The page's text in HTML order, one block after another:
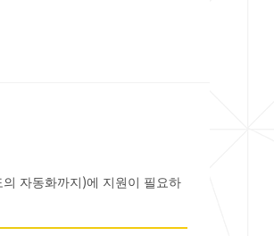
자동화까지)에 지원이 필요하